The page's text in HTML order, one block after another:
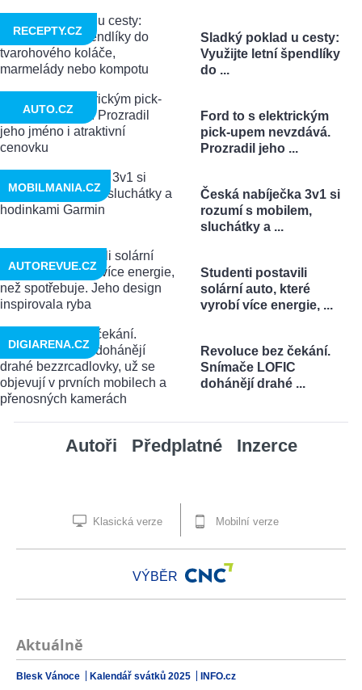
Sladký poklad u cesty:
Využijte letní špendlíky
do ...
RECEPTY.CZ
Ford to s elektrickým
pick-upem nevzdává.
Prozradil jeho ...
AUTO.CZ
Česká nabíječka 3v1 si
rozumí s mobilem,
sluchátky a ...
MOBILMANIA.CZ
Studenti postavili
solární auto, které
vyrobí více energie, ...
AUTOREVUE.CZ
Revoluce bez čekání.
Snímače LOFIC
dohánějí drahé ...
DIGIARENA.CZ
Autoři Předplatné Inzerce
Klasická verze Mobilní verze
VÝBĚR
Aktuálně
Blesk Vánoce Kalendář svátků 2025 INFO.cz